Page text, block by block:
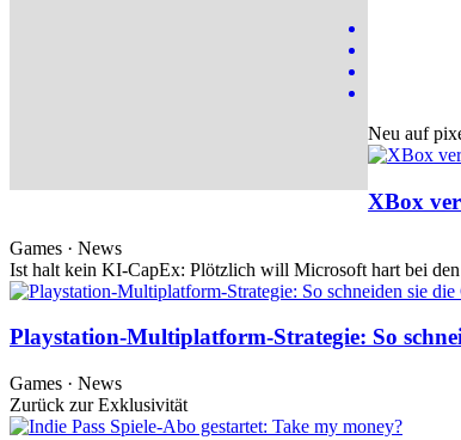
Neu auf
XBox
Games · News
Ist halt kein KI-CapEx: Plötzlich will Microsoft hart bei
Playstation-Multiplatform-Strategie: So
Games · News
Zurück zur Exklusivität